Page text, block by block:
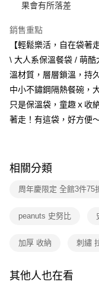
2.付款方式選擇「大哥付
成交易。
4.訂單成立30分鐘內，如
消。如遇「轉專審核」未
法說明評估內容。
【繳款方式說明】
1.分期款項不併入電信帳
醒簡訊。
2.透過簡訊連結打開帳單
帳／街口支付／iPASS
用戶於交易時，得透過本
2.基於同意付款使用「大
由本公司與您本人進行分
3.完整用戶服務條款，請
相關說明
AFTEE先享後付是「在收
便利好安心！
１．簡單：不需註冊會員
２．便利：只要手機號碼
３．安心：先確認商品／
１．於結帳方式選擇「
結帳頁面，進行簡訊認證
※ 請注意：結帳手續完成
購買商品的店家。未經商
※ 交易是否成功請以「
客戶支援中心」https://
１．透過由恩沛科技股份
權轉讓予恩沛科技股份有限
２．關於個人資料處理事
ATM付款
運送方式
全家取貨付款
每筆NT$80，滿
付款後全家取貨
每筆NT$80，滿
付款後7-11取貨
每筆NT$80，滿
每筆NT$100，滿
果會有所落差
銷售重點
【輕鬆樂活，自在袋著走
\ 大人系保溫餐袋 / 萌
溫材質，層層鎖溫，持
中小不鏽鋼隔熱餐碗，
只是保溫袋，童趣ｘ收
著走！有這袋，好方便
相關分類
周年慶限定 全館3件75
peanuts 史努比
加厚 收納 刺繡
其他人也在看